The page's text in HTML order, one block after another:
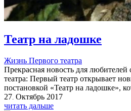
Театр на ладошке
Жизнь Первого театра
Прекрасная новость для любителей
театра: Первый театр открывает
постановкой «Театр на ладошке»,
27. Октябрь 2017
читать дальше